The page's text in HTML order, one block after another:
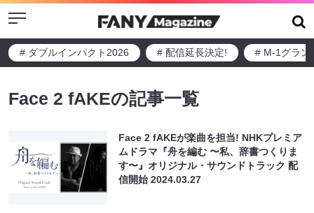
Menu
# ダブルインパクト2026 # 配信延長決定! # M-1グラン
Face 2 fAKEの記事一覧
Face 2 fAKEが楽曲を担当! NHKプレミア
ムドラマ『舟を編む 〜私、辞書つくりま
す〜』オリジナル・サウンドトラック 配
信開始2024.03.27